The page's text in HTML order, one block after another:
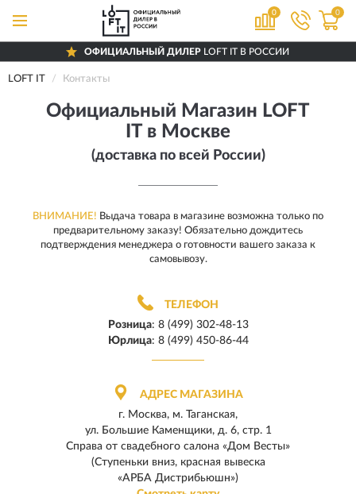
0 0
ОФИЦИАЛЬНЫЙ ДИЛЕРLOFT IT В РОССИИ
LOFT IT Контакты
Официальный Магазин LOFT
IT в Москве
(доставка по всей России)
ВНИМАНИЕ! Выдача товара в магазине возможна только по
предварительному заказу! Обязательно дождитесь
подтверждения менеджера о готовности вашего заказа к
самовывозу.
ТЕЛЕФОН
Розница: 8 (499) 302-48-13
Юрлица: 8 (499) 450-86-44
АДРЕС МАГАЗИНА
г. Москва, м. Таганская,
ул. Большие Каменщики, д. 6, стр. 1
Справа от свадебного салона «Дом Весты»
(Ступеньки вниз, красная вывеска
«АРБА Дистрибьюшн»)